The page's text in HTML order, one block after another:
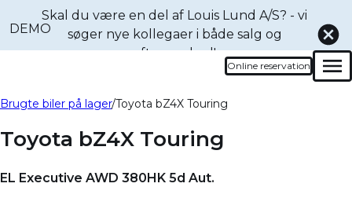
Skal du være en del af Louis Lund A/S? - vi
søger nye kollegaer i både salg og
eftermarked!
Online reservation
Bliv ringet op
Brugte biler på lager Toyota bZ4X Touring
Toyota bZ4X Touring
EL Executive AWD 380HK 5d Aut.
DEMO